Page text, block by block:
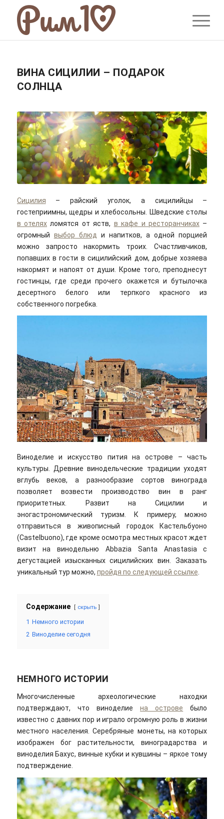
ВИНА СИЦИЛИИ – ПОДАРОК
СОЛНЦА
Сицилия – райский уголок, а сицилийцы –
гостеприимны, щедры и хлебосольны. Шведские столы
в отелях ломятся от яств, в кафе и ресторанчиках–
огромный выбор блюд
и напитков, а одной порцией
можно запросто накормить троих. Счастливчиков,
попавших в гости в сицилийский дом, добрые хозяева
накормят и напоят от души. Кроме того, преподнесут
гостинцы, где среди прочего окажется и бутылочка
десертного белого или терпкого красного из
собственного погребка.
Виноделие и искусство пития на острове – часть
культуры. Древние винодельческие традиции уходят
вглубь веков, а разнообразие сортов винограда
позволяет возвести производство вин в ранг
приоритетных. Развит на Сицилии и
эногастрономический туризм. К примеру, можно
отправиться в живописный городок Кастельбуоно
(Castelbuono), где кроме осмотра местных красот ждет
визит на винодельню Abbazia Santa Anastasia с
дегустацией изысканных сицилийских вин. Заказать
уникальный тур можно, пройдя по следующей ссылке
Содержание скрыть
1 Немного истории
2 Виноделие сегодня
НЕМНОГО ИСТОРИИ
Многочисленные археологические находки
подтверждают, что виноделиена острове было
известно с давних пор и играло огромную роль в жизни
местного населения. Серебряные монеты, на которых
изображен бог растительности, виноградарства и
виноделия Бахус, винные кубки и кувшины – яркое тому
подтверждение.